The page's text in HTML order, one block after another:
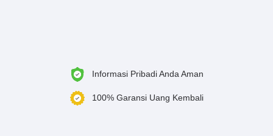
Informasi Pribadi Anda Aman
100% Garansi Uang Kembali